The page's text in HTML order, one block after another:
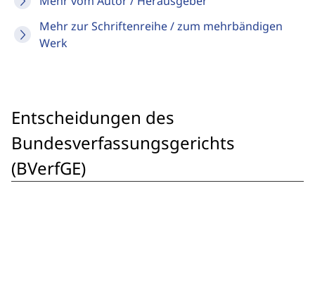
Mehr zur Schriftenreihe / zum mehrbändigen
Werk
Entscheidungen des
Bundesverfassungsgerichts
(BVerfGE)